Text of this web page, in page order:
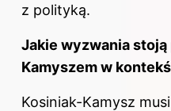
z polityką.
Jakie wyzwania
Kamyszem w
Kosiniak-Kamysz